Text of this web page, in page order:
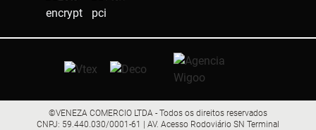
©VENEZA COMERCIO LTDA - Todos os direitos reservados
CNPJ: 59.440.030/0001-61 | AV. Acesso Rodoviário SN Terminal